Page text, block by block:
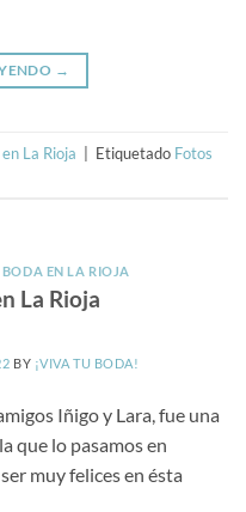
→
La Rioja Etiquetado Fotos
EN LA RIOJA
La Rioja
BY ¡VIVA TU BODA!
Iñigo y Lara, fue una
que lo pasamos en
muy felices en ésta